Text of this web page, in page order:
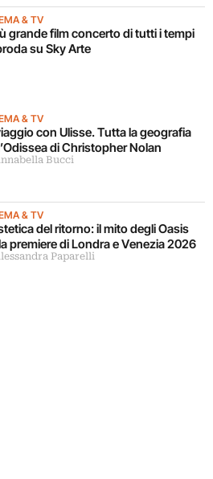
& TV
grande film concerto di tutti i tempi
su Sky Arte
& TV
con Ulisse. Tutta la geografia
di Christopher Nolan
Bucci
& TV
del ritorno: il mito degli Oasis
premiere di Londra e Venezia 2026
Paparelli